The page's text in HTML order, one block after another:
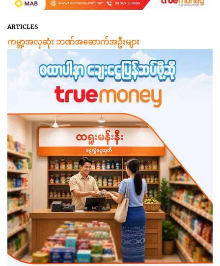
ARTICLES
ကမ္ဘာ့အလှဆုံး ဘဏ်အဆောက်အဦးများ